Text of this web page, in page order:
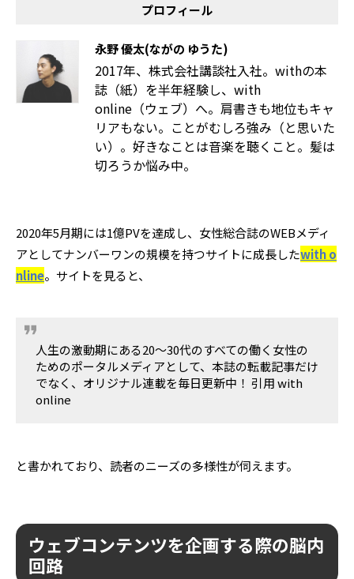
プロフィール
永野 優太(ながの ゆうた)
2017年、株式会社講談社入社。withの本
誌（紙）を半年経験し、with
online（ウェブ）へ。肩書きも地位もキャ
リアもない。ことがむしろ強み（と思いた
い）。好きなことは音楽を聴くこと。髪は
切ろうか悩み中。
2020年5月期には1億PVを達成し、女性総合誌のWEBメディ
アとしてナンバーワンの規模を持つサイトに成長したwith o
nline。サイトを見ると、
人生の激動期にある20～30代のすべての働く女性の
ためのポータルメディアとして、本誌の転載記事だけ
でなく、オリジナル連載を毎日更新中！ 引用 with
online
と書かれており、読者のニーズの多様性が伺えます。
ウェブコンテンツを企画する際の脳内
回路